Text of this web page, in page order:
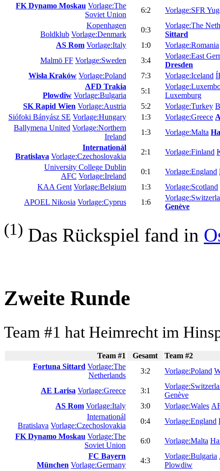
FK Dynamo Moskau Vorlage:The
Soviet Union
6:2
Vorlage:SFR
Kopenhagen
Boldklub Vorlage:Denmark
0:3
Vorlage:The
Sittard
AS Rom Vorlage:Italy 1:0
Vorlage:Romania
Malmö FF Vorlage:Sweden 3:4
Vorlage:East
Dresden
Wisła Kraków Vorlage:Poland 7:3 Vorlage:Iceland
AFD Trakia
Plowdiw Vorlage:Bulgaria
5:1
Luxemburg
SK Rapid Wien Vorlage:Austria 5:2 Vorlage:Turkey
Siófoki Bányász SE Vorlage:Hungary 1:3 Vorlage:Greece
Ballymena United Vorlage:Northern
Ireland
1:3 Vorlage:Malta
Internationál
Bratislava Vorlage:Czechoslovakia
2:1 Vorlage:Finland
University College Dublin
AFC Vorlage:Ireland
0:1 Vorlage:England
KAA Gent Vorlage:Belgium 1:3
Vorlage:Scotland
APOEL Nikosia Vorlage:Cyprus 1:6
Genève
(1) Das Rückspiel fand in
Zweite Runde
Team #1 hat Heimrecht im
Team #1 Gesamt
Team #2
Fortuna Sittard Vorlage:The
Netherlands
3:2 Vorlage:Poland
AE Larisa Vorlage:Greece 3:1
Genève
AS Rom Vorlage:Italy 3:0 Vorlage:Wales
Internationál
Bratislava Vorlage:Czechoslovakia
0:4 Vorlage:England
FK Dynamo Moskau Vorlage:The
Soviet Union
6:0 Vorlage:Malta
FC Bayern
München Vorlage:Germany
4:3
Vorlage:Bulgaria
Plowdiw